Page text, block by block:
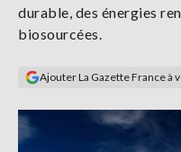
durable, des énergies
biosourcées.
Ajouter La Gazette France à